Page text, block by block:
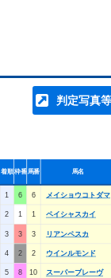
判定写真
着順枠番馬番 馬名
1 6 6 メイショウコトダマ
2 1 1 ペイシャスカイ
3 3 3 リアンペスカ
4 2 2 ウインルモンド
5 8 10 スーパーブレーヴ